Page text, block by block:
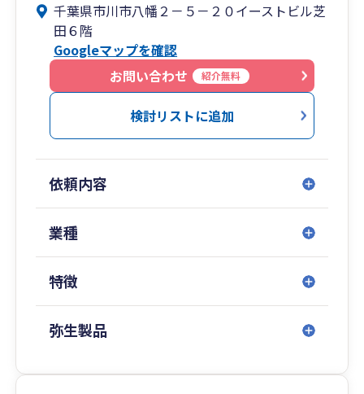
代表税理士は三菱UFJ銀行出身。
大手企業から中小企業まで数多くの企業を担当
し、融資・事業計画・事業承継・M&Aなどを支援
してきました。
その経験を活かし、経営に役立つ税務・財務アド
バイスを提供しています。
地域金融機関とのネットワークを活かして、
融資のご相談から実行までサポートしています。
導入から運用、申告まで一貫して対応可能です。
現在の税理士に相談しづらい、レスポンスが遅
い、経営の相談ができないとお悩みの方もお気軽
千葉県市川市八幡２－５－２０イーストビル芝
田６階
Googleマップを確認
お問い合わせ
紹介無料
検討リストに追加
依頼内容
業種
特徴
弥生製品